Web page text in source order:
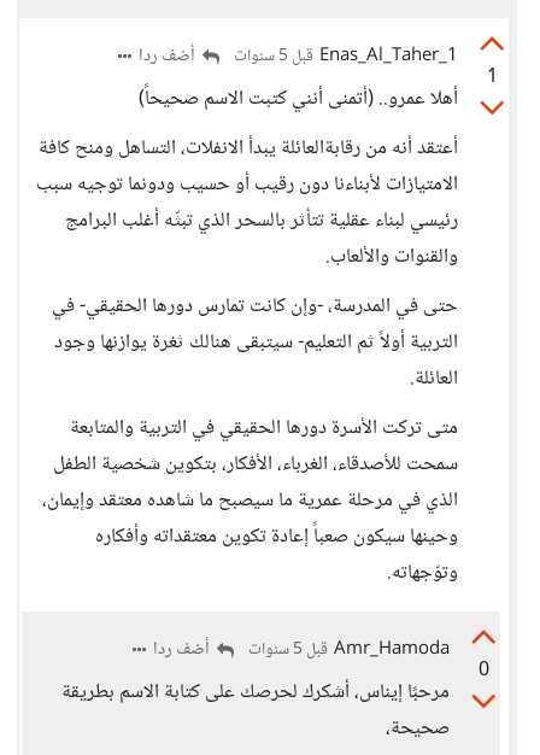
1
Enas_Al_Taher_1 قبل 5 سنوات أضف ردا
أهلا عمرو.. (أتمنى أنني كتبت الاسم صحيحاً)
أعتقد أنه من رقابةالعائلة يبدأ الانفلات، التساهل ومنح كافة
الامتيازات لأبناءنا دون رقيب أو حسيب ودونما توجيه سبب
رئيسي لبناء عقلية تتأثر بالسحر الذي تبثّه أغلب البرامج
والقنوات والألعاب.
حتى في المدرسة، -وإن كانت تمارس دورها الحقيقي- في
التربية أولاً ثم التعليم- سيتبقى هنالك ثغرة يوازنها وجود
العائلة.
متى تركت الأسرة دورها الحقيقي في التربية والمتابعة
سمحت للأصدقاء، الغرباء، الأفكار، بتكوين شخصية الطفل
الذي في مرحلة عمرية ما سيصبح ما شاهده معتقد وإيمان،
وحينها سيكون صعباً إعادة تكوين معتقداته وأفكاره
وتوّجهاته.
0
Amr_Hamoda قبل 5 سنوات أضف ردا
مرحبًا إيناس، أشكرك لحرصك على كتابة الاسم بطريقة
صحيحة،